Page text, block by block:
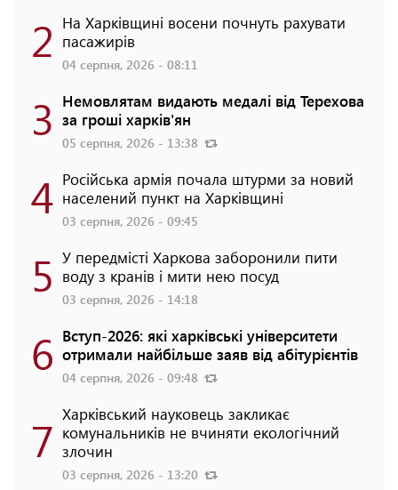
2 На Харківщині восени почнуть рахувати
пасажирів
04 серпня, 2026 - 08:11
3 Немовлятам видають медалі від Терехова
за гроші харків'ян
05 серпня, 2026 - 13:38
4 Російська армія почала штурми за новий
населений пункт на Харківщині
03 серпня, 2026 - 09:45
5 У передмісті Харкова заборонили пити
воду з кранів і мити нею посуд
03 серпня, 2026 - 14:18
6 Вступ-2026: які харківські університети
отримали найбільше заяв від абітурієнтів
04 серпня, 2026 - 09:48
7 Харківський науковець закликає
комунальників не вчиняти екологічний
злочин
03 серпня, 2026 - 13:20